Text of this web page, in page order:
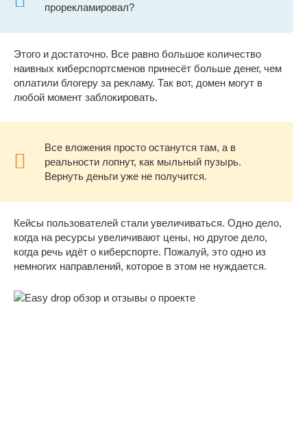
прорекламировал?
Этого и достаточно. Все равно большое количество
наивных киберспортсменов принесёт больше денег, чем
оплатили блогеру за рекламу. Так вот, домен могут в
любой момент заблокировать.
Все вложения просто останутся там, а в
реальности лопнут, как мыльный пузырь.
Вернуть деньги уже не получится.
Кейсы пользователей стали увеличиваться. Одно дело,
когда на ресурсы увеличивают цены, но другое дело,
когда речь идёт о киберспорте. Пожалуй, это одно из
немногих направлений, которое в этом не нуждается.